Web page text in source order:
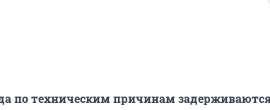
по техническим причинам